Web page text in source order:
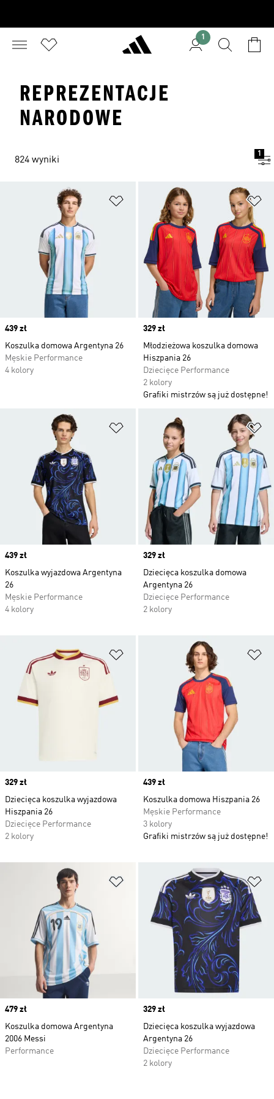
1
REPREZENTACJE
NARODOWE
824 wyniki
1
Dodaj do listy życzeń
Price
439 zł
Koszulka domowa Argentyna 26
Męskie Performance
4 kolory
Price
329 zł
Młodzieżowa koszulka domowa
Hiszpania 26
Dziecięce Performance
2 kolory
Grafiki mistrzów są już dostępne!
Dodaj do listy życzeń
Price
439 zł
Koszulka wyjazdowa Argentyna
26
Męskie Performance
4 kolory
Price
329 zł
Dziecięca koszulka domowa
Argentyna 26
Dziecięce Performance
2 kolory
Dodaj do listy życzeń
Price
329 zł
Dziecięca koszulka wyjazdowa
Hiszpania 26
Dziecięce Performance
2 kolory
Price
439 zł
Koszulka domowa Hiszpania 26
Męskie Performance
3 kolory
Grafiki mistrzów są już dostępne!
Dodaj do listy życzeń
Price
479 zł
Koszulka domowa Argentyna
2006 Messi
Performance
Price
329 zł
Dziecięca koszulka wyjazdowa
Argentyna 26
Dziecięce Performance
2 kolory